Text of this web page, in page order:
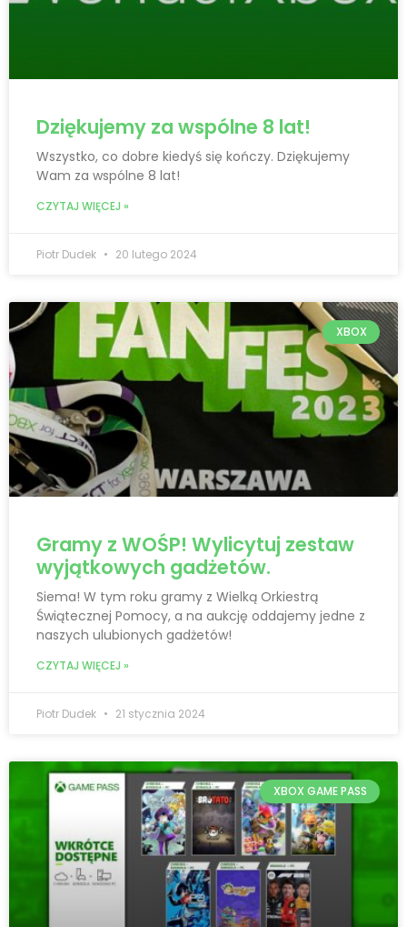
Dziękujemy za wspólne 8 lat!
Wszystko, co dobre kiedyś się kończy. Dziękujemy
Wam za wspólne 8 lat!
CZYTAJ WIĘCEJ »
Piotr Dudek 20 lutego 2024
XBOX
Gramy z WOŚP! Wylicytuj zestaw
wyjątkowych gadżetów.
Siema! W tym roku gramy z Wielką Orkiestrą
Świątecznej Pomocy, a na aukcję oddajemy jedne z
naszych ulubionych gadżetów!
CZYTAJ WIĘCEJ »
Piotr Dudek 21 stycznia 2024
XBOX GAME PASS